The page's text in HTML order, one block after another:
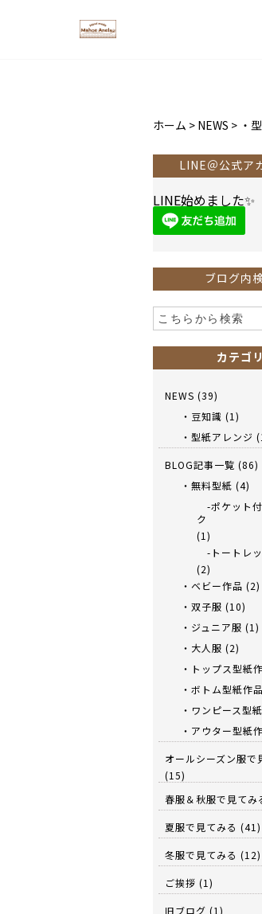
ホーム > NEWS > ・
LINE＠公式ア
LINE始めました✨
ブログ内
カテゴリ
NEWS (39)
・豆知識 (1)
・型紙アレンジ
BLOG記事一覧 (86)
・無料型紙 (4)
-ポケット
ク
(1)
-トートレ
(2)
・ベビー作品 (2)
・双子服 (10)
・ジュニア服 (1)
・大人服 (2)
・トップス型紙
・ボトム型紙作品
・ワンピース型
・アウター型紙
オールシーズン服で
(15)
春服＆秋服で見てみ
夏服で見てみる (41)
冬服で見てみる (12)
ご挨拶 (1)
旧ブログ (1)